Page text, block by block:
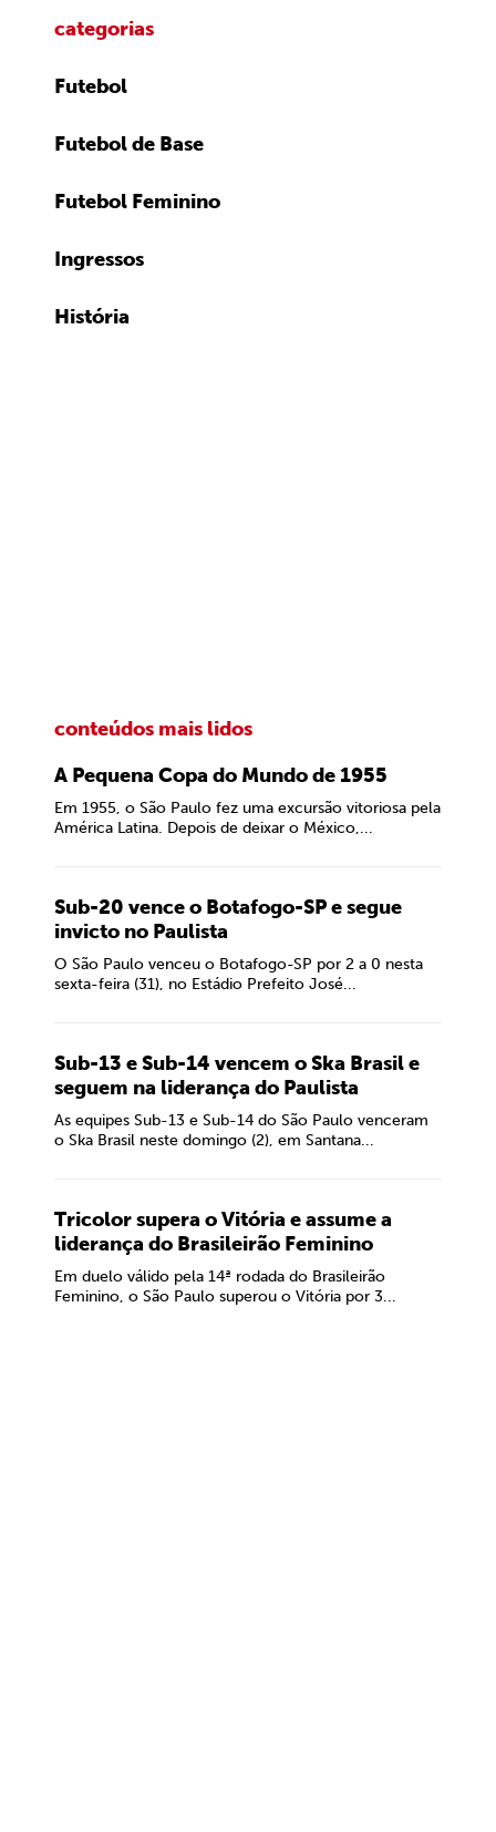
categorias
Futebol
Futebol de Base
Futebol Feminino
Ingressos
História
conteúdos mais lidos
A Pequena Copa do Mundo de 1955
Em 1955, o São Paulo fez uma excursão vitoriosa pela
América Latina. Depois de deixar o México,...
Sub-20 vence o Botafogo-SP e segue
invicto no Paulista
O São Paulo venceu o Botafogo-SP por 2 a 0 nesta
sexta-feira (31), no Estádio Prefeito José...
Sub-13 e Sub-14 vencem o Ska Brasil e
seguem na liderança do Paulista
As equipes Sub-13 e Sub-14 do São Paulo venceram
o Ska Brasil neste domingo (2), em Santana...
Tricolor supera o Vitória e assume a
liderança do Brasileirão Feminino
Em duelo válido pela 14ª rodada do Brasileirão
Feminino, o São Paulo superou o Vitória por 3...